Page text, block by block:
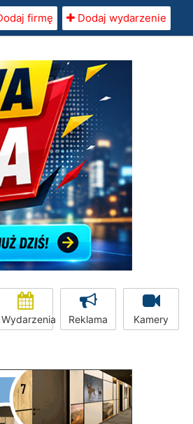
firmę Dodaj wydarzenie
Wydarzenia Reklama Kamery